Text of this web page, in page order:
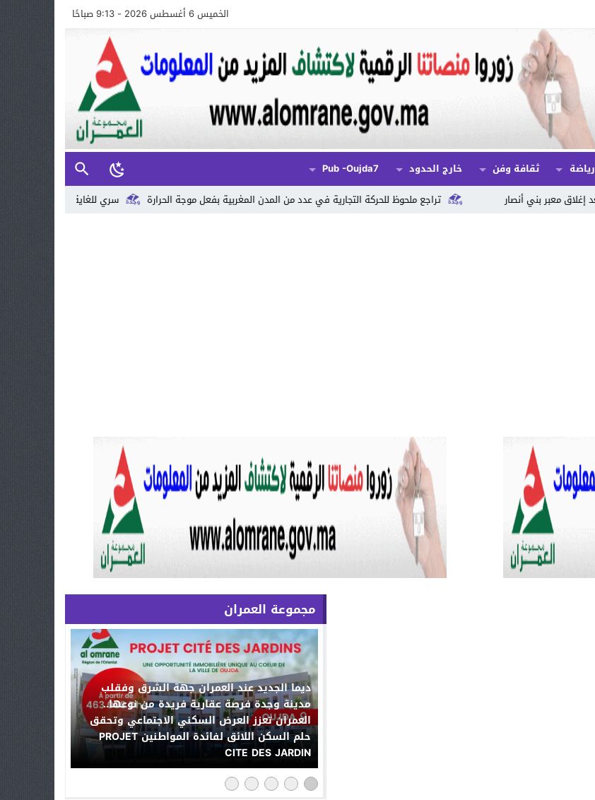
الخميس 6 أغسطس 2026 - 9:13 صباحًا
رياضة ثقافة وفن خارج الحدود
Pub -oujda7
تراجع ملحوظ للحركة التجارية في عدد من المدن المغربية بفعل موجة الحرارة سري للغاية: لماذا تستمر الأسعار في الارتفاع رغم
مجموعة العمران
ديما الجديد عند العمران جهة الشرق وفقلب
مدينة وجدة فرصة عقارية فريدة من نوعها..
العمران تعزز العرض السكني الاجتماعي وتحقق
حلم السكن اللائق لفائدة المواطنين PROJET
CITE DES JARDIN